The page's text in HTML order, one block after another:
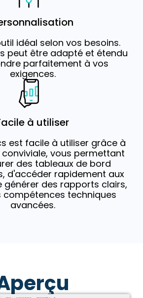
idéal selon vos besoins.
peut être adapté et étendu
parfaitement à vos
exigences.
à utiliser
est facile à utiliser grâce à
vous permettant
des tableaux de bord
d'accéder rapidement aux
générer des rapports clairs,
compétences techniques
avancées.